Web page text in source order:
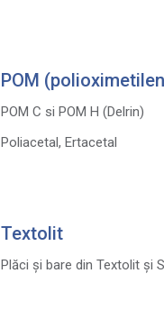
POM
POM C si POM H (Delrin)
Poliacetal, Ertacetal
Textolit
Plăci și bare din Textolit și